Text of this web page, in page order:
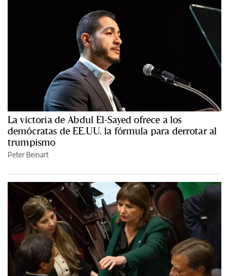
La victoria de Abdul El-Sayed ofrece a los
demócratas de EE.UU. la fórmula para derrotar al
trumpismo
Peter Beinart